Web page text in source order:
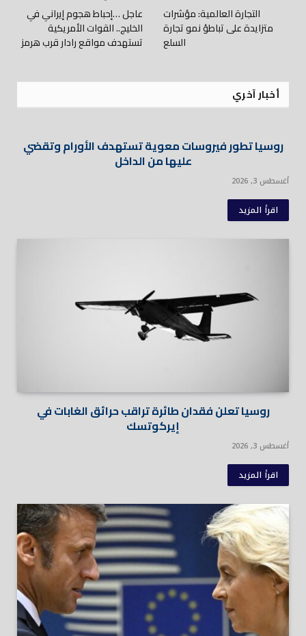
التجارة العالمية: مؤشرات
متزايدة على تباطؤ نمو تجارة
السلع
عاجل …إحباط هجوم إيراني في
الخليج.. القوات الأمريكية
تستهدف مواقع رادار قرب هرمز
أخبار آخري
روسيا تطور فيروسات معوية تستهدف الأورام وتقضي
عليها من الداخل
أغسطس 3, 2026
اقرأ المزيد
روسيا تعلن فقدان طائرة تراقب حرائق الغابات في
إيركوتسك
أغسطس 3, 2026
اقرأ المزيد